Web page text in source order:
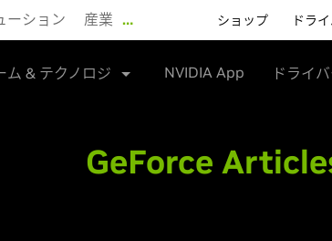
ーション 産業 … ショップ ドラ
ム & テクノロジ NVIDIA App ドライ
GeForce